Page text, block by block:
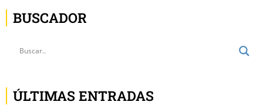
BUSCADOR
ÚLTIMAS ENTRADAS